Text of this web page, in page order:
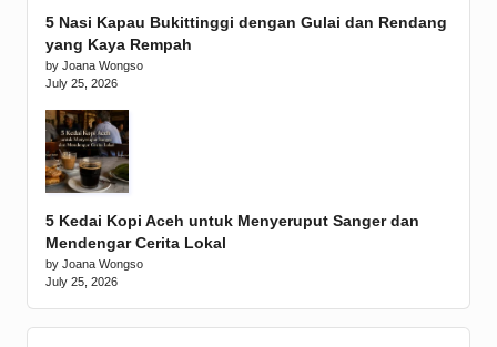
5 Nasi Kapau Bukittinggi dengan Gulai dan Rendang
yang Kaya Rempah
by Joana Wongso
July 25, 2026
5 Kedai Kopi Aceh untuk Menyeruput Sanger dan
Mendengar Cerita Lokal
by Joana Wongso
July 25, 2026